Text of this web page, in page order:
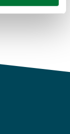
procesan sus
web con
y análisis